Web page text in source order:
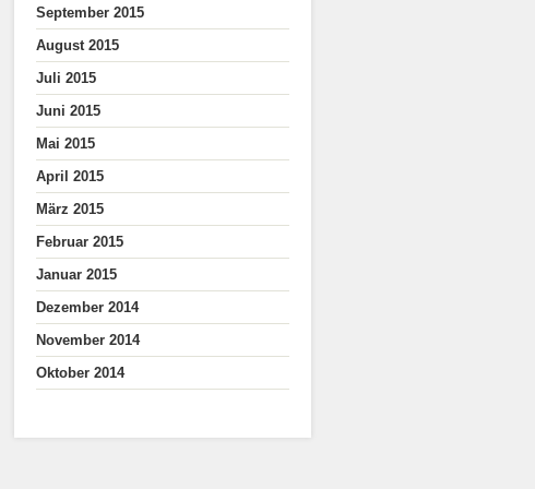
September 2015
August 2015
Juli 2015
Juni 2015
Mai 2015
April 2015
März 2015
Februar 2015
Januar 2015
Dezember 2014
November 2014
Oktober 2014